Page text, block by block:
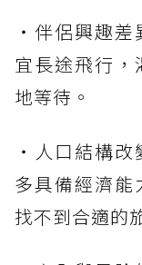
・伴侶興趣
宜長途飛行
地等待。
・人口結構
多具備經濟能
找不到合適的